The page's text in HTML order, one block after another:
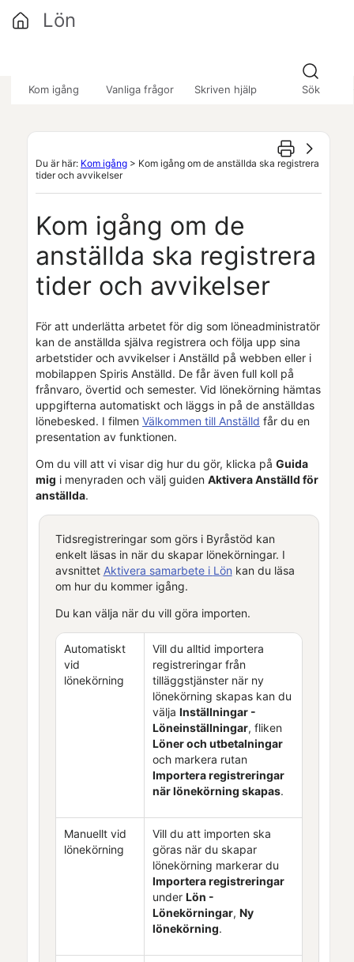
Kom igång Vanliga frågor Skriven hjälp Sök
Lön
Du är här: Kom igång > Kom igång om de anställda ska registrera
tider och avvikelser
Kom igång om de
anställda ska registrera
tider och avvikelser
För att underlätta arbetet för dig som löneadministratör
kan de anställda själva registrera och följa upp sina
arbetstider och avvikelser i Anställd på webben eller i
mobilappen Spiris Anställd. De får även full koll på
frånvaro, övertid och semester. Vid lönekörning hämtas
uppgifterna automatiskt och läggs in på de anställdas
lönebesked. I filmen Välkommen till Anställd får du en
presentation av funktionen.
Om du vill att vi visar dig hur du gör, klicka på Guida
mig i menyraden och välj guiden Aktivera Anställd för
anställda.
Tidsregistreringar som görs i Byråstöd kan
enkelt läsas in när du skapar lönekörningar. I
avsnittet Aktivera samarbete i Lön kan du läsa
om hur du kommer igång.
Du kan välja när du vill göra importen.
Automatiskt
vid
lönekörning
Vill du alltid importera
registreringar från
tilläggstjänster när ny
lönekörning skapas kan du
välja Inställningar -
Löneinställningar, fliken
Löner och utbetalningar
och markera rutan
Importera registreringar
när lönekörning skapas.
Manuellt vid
lönekörning
Vill du att importen ska
göras när du skapar
lönekörning markerar du
Importera registreringar
under Lön -
Lönekörningar, Ny
lönekörning.